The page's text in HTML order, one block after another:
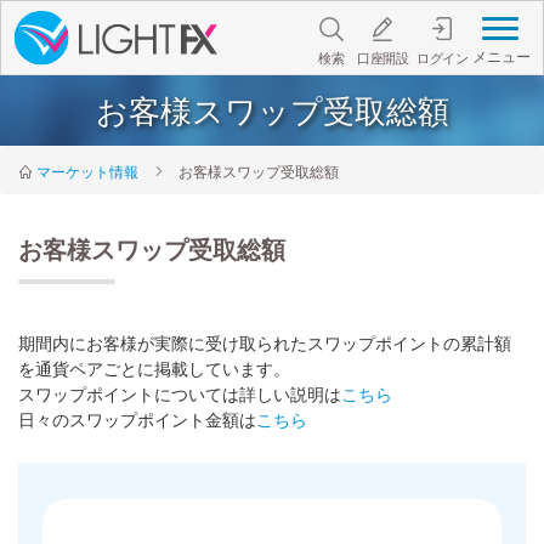
メニュー
検索 口座開設 ログイン
お客様スワップ受取総額
マーケット情報 お客様スワップ受取総額
お客様スワップ受取総額
期間内にお客様が実際に受け取られたスワップポイントの累計額
を通貨ペアごとに掲載しています。
スワップポイントについては詳しい説明はこちら
日々のスワップポイント金額はこちら